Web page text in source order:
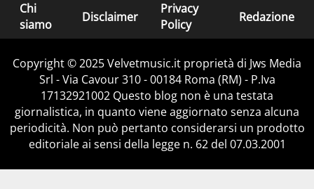
Chi
siamo
Disclaimer
Privacy
Policy
Redazione
Copyright © 2025 Velvetmusic.it proprietà di Jws Media
Srl - Via Cavour 310 - 00184 Roma (RM) - P.Iva
17132921002 Questo blog non è una testata
giornalistica, in quanto viene aggiornato senza alcuna
periodicità. Non può pertanto considerarsi un prodotto
editoriale ai sensi della legge n. 62 del 07.03.2001